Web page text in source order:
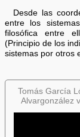
Desde las
entre los
filosófica entre
(Principio de los
sistemas por otros
Tomás García
Alvargonzález